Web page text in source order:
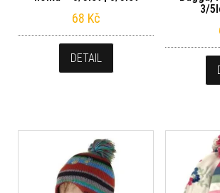
68 Kč
DETAIL
3/